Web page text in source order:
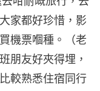
家都好珍惜，影
機票嗰種。（老
朋友好夾得埋，
較熟悉住宿同行